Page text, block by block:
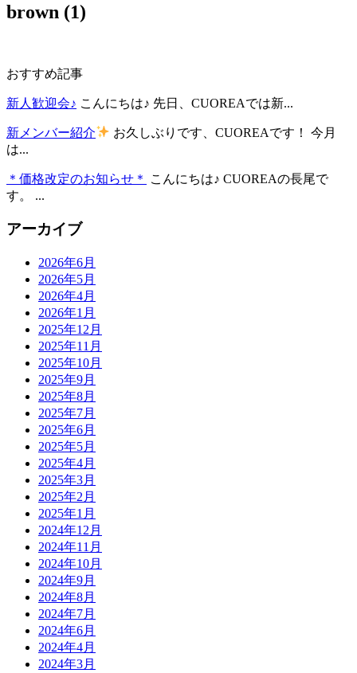
brown (1)
おすすめ記事
新人歓迎会♪ こんにちは♪ 先日、CUOREAでは新...
新メンバー紹介
お久しぶりです、CUOREAです！ 今月
は...
＊価格改定のお知らせ＊
こんにちは♪ CUOREAの長尾で
す。 ...
アーカイブ
2026年6月
2026年5月
2026年4月
2026年1月
2025年12月
2025年11月
2025年10月
2025年9月
2025年8月
2025年7月
2025年6月
2025年5月
2025年4月
2025年3月
2025年2月
2025年1月
2024年12月
2024年11月
2024年10月
2024年9月
2024年8月
2024年7月
2024年6月
2024年4月
2024年3月